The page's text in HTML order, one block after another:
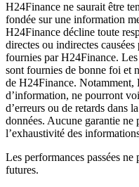
H24Finance ne saurait être
fondée sur une information
H24Finance décline toute
directes ou indirectes
fournies par H24Finance.
sont fournies de bonne foi et
de H24Finance. Notamment,
d’information, ne pourront
d’erreurs ou de retards dans
données. Aucune garantie ne
l’exhaustivité des
Les performances passées
futures.